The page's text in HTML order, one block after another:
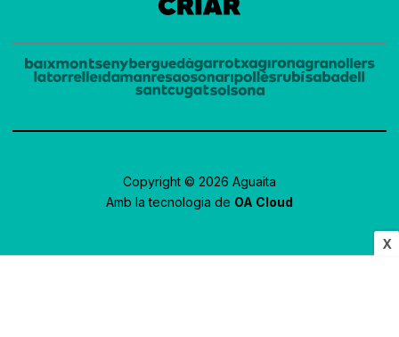
X
Copyright © 2026 Aguaita
Amb la tecnologia de OA Cloud